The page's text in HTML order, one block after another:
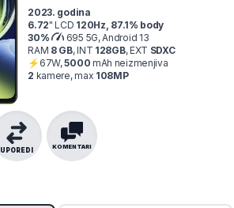
2023. godina
6.72" LCD 120Hz 87.1% body
30%
695 5G, Android 13
RAM 8GB,INT 128GB,EXT SDXC
⚡ 67W,5000 mAh neizmenjiva
2 kamere, max 108MP
KOMENTARI
UPOREDI